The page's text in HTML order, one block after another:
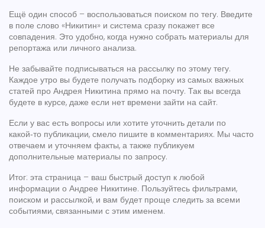
Ещё один способ – воспользоваться поиском по тегу. Введите
в поле слово «Никитин» и система сразу покажет все
совпадения. Это удобно, когда нужно собрать материалы для
репортажа или личного анализа.
Не забывайте подписываться на рассылку по этому тегу.
Каждое утро вы будете получать подборку из самых важных
статей про Андрея Никитина прямо на почту. Так вы всегда
будете в курсе, даже если нет времени зайти на сайт.
Если у вас есть вопросы или хотите уточнить детали по
какой‑то публикации, смело пишите в комментариях. Мы часто
отвечаем и уточняем факты, а также публикуем
дополнительные материалы по запросу.
Итог: эта страница – ваш быстрый доступ к любой
информации о Андрее Никитине. Пользуйтесь фильтрами,
поиском и рассылкой, и вам будет проще следить за всеми
событиями, связанными с этим именем.